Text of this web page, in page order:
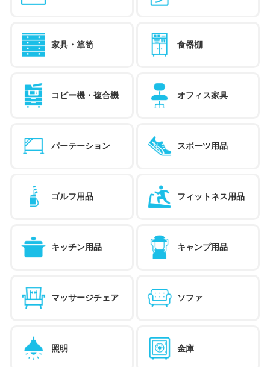
家具・箪笥 食器棚
コピー機・複合機 オフィス家具
パーテーション スポーツ用品
ゴルフ用品 フィットネス用品
キッチン用品 キャンプ用品
マッサージチェア ソファ
照明 金庫